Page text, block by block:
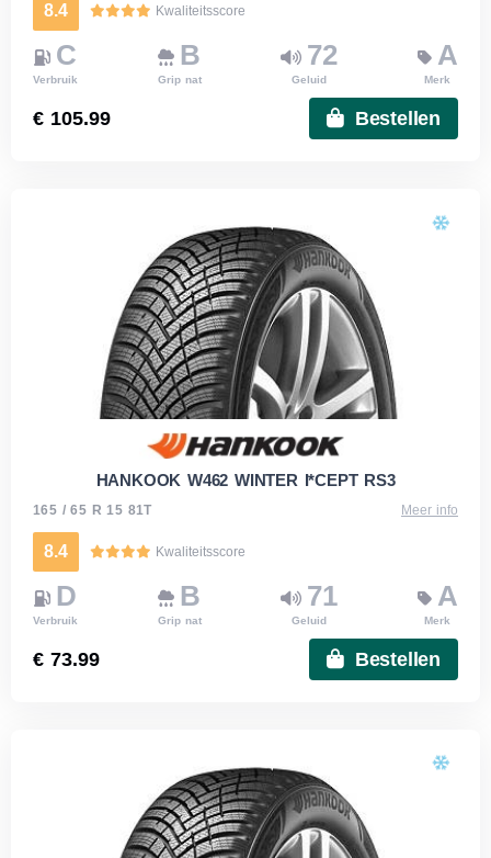
8.4 Kwaliteitsscore
C
Verbruik
B
Grip nat
72
Geluid
A
Merk
€ 105.99 Bestellen
HANKOOK W462 WINTER I*CEPT RS3
165 / 65 R 15 81T Meer info
8.4 Kwaliteitsscore
D
Verbruik
B
Grip nat
71
Geluid
A
Merk
€ 73.99 Bestellen